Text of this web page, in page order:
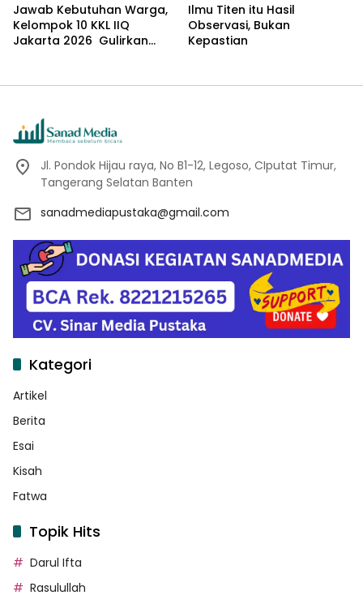
Jawab Kebutuhan Warga,
Kelompok 10 KKL IIQ
Jakarta 2026 Gulirkan
Ilmu Titen itu Hasil
Observasi, Bukan
Kepastian
Jl. Pondok Hijau raya, No B1-12, Legoso, CIputat Timur,
Tangerang Selatan Banten
sanadmediapustaka@gmail.com
Kategori
Artikel
Berita
Esai
Kisah
Fatwa
Topik Hits
Darul Ifta
Rasulullah